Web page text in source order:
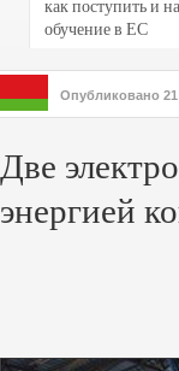
как поступить и
обучение в ЕС
Опубликовано
Две
энергией